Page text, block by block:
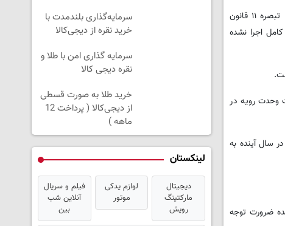
معاون برنامه ریزی سازمان جهاد کشاورزی کردستان نیز با انتقاد از عدم تحقق سهم قانونی کشاورزی از تسهیلات بانکی، اظهار کرد: طبق بند (ه) تبصره ۱۱ قانون
کامل اجرا نشده
است وحدت رویه در
است و باید در سال آینده به
۰.۲۱ درصد کشور است که نشان دهنده ضرورت توجه
سرمایه‌گذاری بلندمدت با
خرید نقره از دیجی‌کالا
سرمایه گذاری امن با طلا و
نقره دیجی کالا
خرید طلا به صورت قسطی
از دیجی‌کالا ( پرداخت 12
ماهه )
لینکستان
دیجیتال
مارکتینگ
رویش
لوازم یدکی
موتور
فیلم و سریال
آنلاین شب
بین